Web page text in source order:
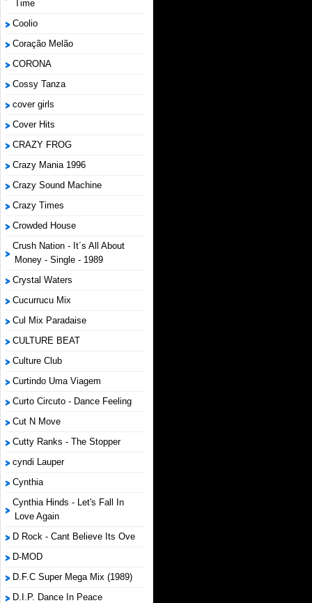
Time
Coolio
Coração Melão
CORONA
Cossy Tanza
cover girls
Cover Hits
CRAZY FROG
Crazy Mania 1996
Crazy Sound Machine
Crazy Times
Crowded House
Crush Nation - It´s All About
Money - Single - 1989
Crystal Waters
Cucurrucu Mix
Cul Mix Paradaise
CULTURE BEAT
Culture Club
Curtindo Uma Viagem
Curto Circuto - Dance Feeling
Cut N Move
Cutty Ranks - The Stopper
cyndi Lauper
Cynthia
Cynthia Hinds - Let's Fall In
Love Again
D Rock - Cant Believe Its Ove
D-MOD
D.F.C Super Mega Mix (1989)
D.I.P. Dance In Peace